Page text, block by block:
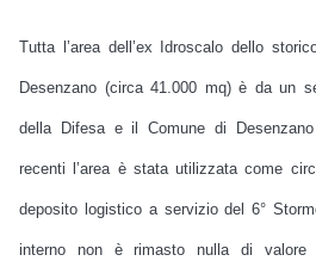
Tutta l’area dell’ex Idroscalo dello
Desenzano (circa 41.000 mq) è da un
della Difesa e il Comune di
recenti l’area è stata utilizzata come
deposito logistico a servizio del 6°
interno non è rimasto nulla di valore